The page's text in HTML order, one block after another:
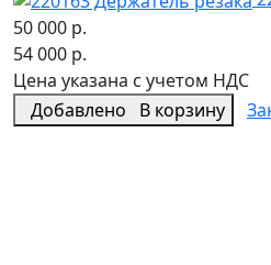
50 000 р.
54 000 р.
Цена указана с учетом НДС
Добавлено
В корзину